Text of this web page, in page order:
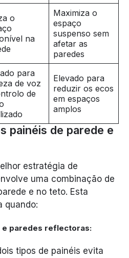
o
na
Maximiza o
espaço
suspenso sem
afetar as
paredes
para
de voz
de
Elevado para
reduzir os ecos
em espaços
amplos
painéis de parede e
estratégia de
uma combinação de
e no teto. Esta
quando:
paredes reflectoras:
tipos de painéis evita